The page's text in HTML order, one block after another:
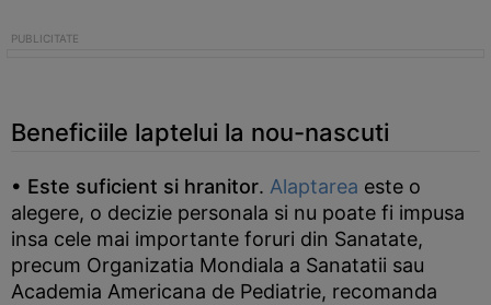
Beneficiile laptelui la nou-nascuti
• Este suficient si hranitor. Alaptarea este o
alegere, o decizie personala si nu poate fi impusa
insa cele mai importante foruri din Sanatate,
precum Organizatia Mondiala a Sanatatii sau
Academia Americana de Pediatrie, recomanda